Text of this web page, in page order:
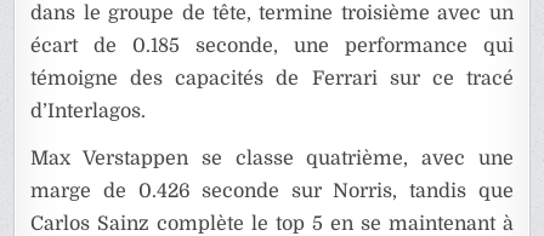
dans le groupe de tête, termine troisième avec un
écart de 0.185 seconde, une performance qui
témoigne des capacités de Ferrari sur ce tracé
d’Interlagos.
Max Verstappen se classe quatrième, avec une
marge de 0.426 seconde sur Norris, tandis que
Carlos Sainz complète le top 5 en se maintenant à